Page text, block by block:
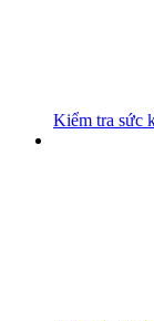
Kiểm tra sức